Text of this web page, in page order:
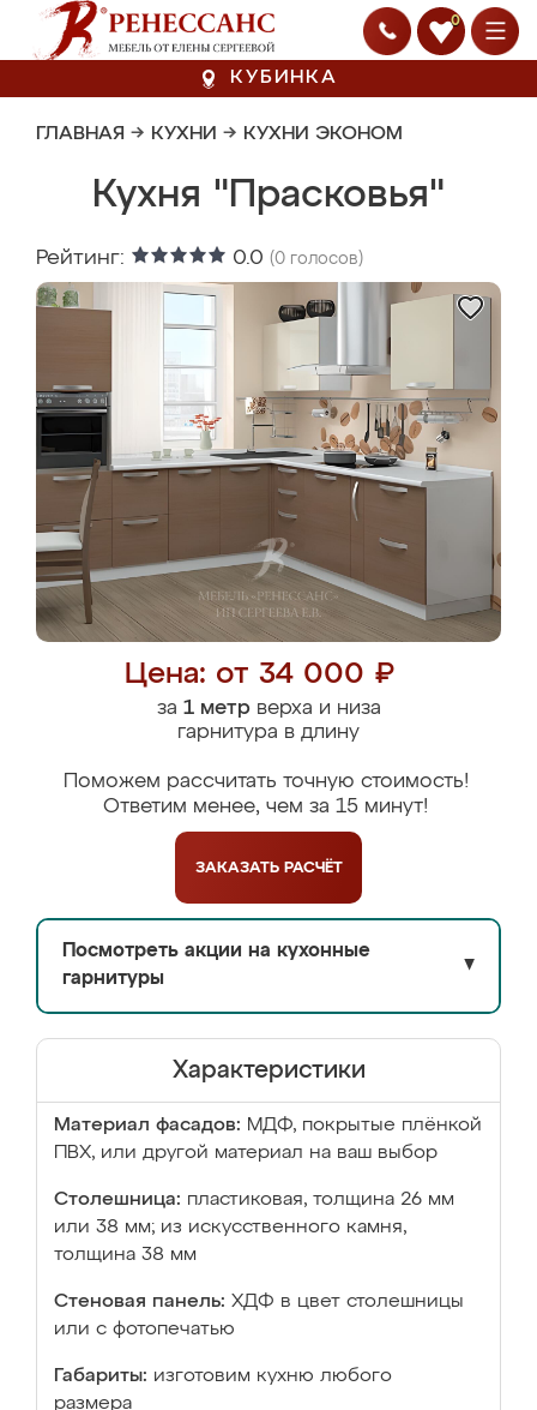
0
КУБИНКА
ГЛАВНАЯ → КУХНИ → КУХНИ ЭКОНОМ
Кухня "Прасковья"
Рейтинг: 0.0 (0 голосов)
Цена: от 34 000 ₽
за 1 метрверха и низа
гарнитура в длину
Поможем рассчитать точную стоимость!
Ответим менее, чем за 15 минут!
ЗАКАЗАТЬ РАСЧЁТ
Посмотреть акции на кухонные
гарнитуры
▼
Характеристики
Материал фасадов: МДФ, покрытые плёнкой
ПВХ, или другой материал на ваш выбор
Столешница: пластиковая, толщина 26 мм
или 38 мм; из искусственного камня,
толщина 38 мм
Стеновая панель: ХДФ в цвет столешницы
или с фотопечатью
Габариты: изготовим кухню любого
размера